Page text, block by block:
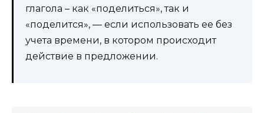
глагола – как «поделиться», так и
«поделится», — если использовать ее без
учета времени, в котором происходит
действие в предложении.